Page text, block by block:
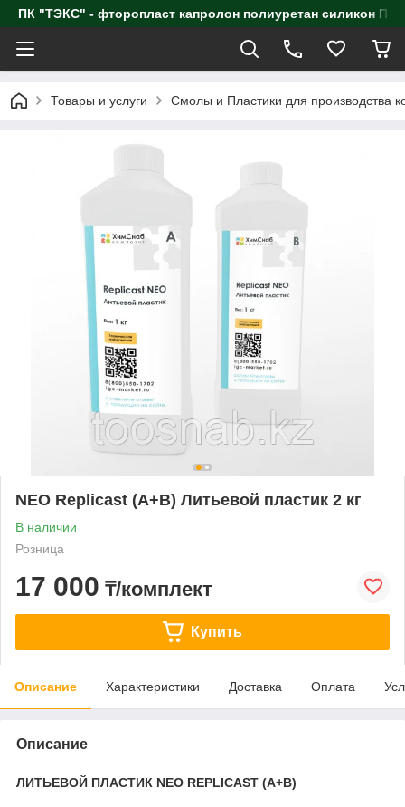
ПК "ТЭКС" - фторопласт капролон полиуретан
Товары и услуги Смолы и Пластики для производства
NEO Replicast (А+В) Литьевой пластик 2 кг
В наличии
Розница
17 000 ₸/комплект
Купить
Описание Характеристики Доставка Оплата
Описание
ЛИТЬЕВОЙ ПЛАСТИК NEO REPLICAST (А+В)